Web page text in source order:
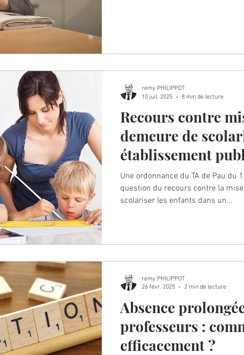
Recours contre
demeure de
établissement
référé suspension
Une ordonnance du TA de Pau du
question du recours contre la
scolariser les enfants dans un...
remy PHILIPPOT
10 juil. 2025
8 min de lecture
Absence
professeurs :
efficacement ?
remy PHILIPPOT
26 févr. 2025
2 min de lecture